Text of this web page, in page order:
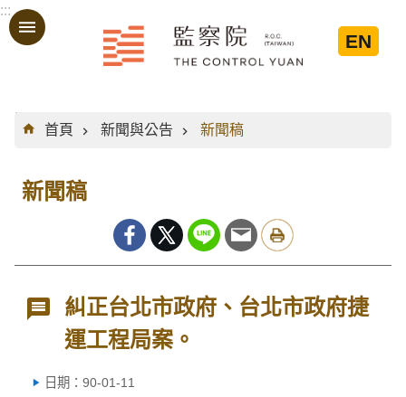
跳到主要內容區塊
:::
EN
:::
首頁
新聞與公告 新聞稿
新聞稿
糾正台北市政府、台北市政府捷
運工程局案。
日期：90-01-11